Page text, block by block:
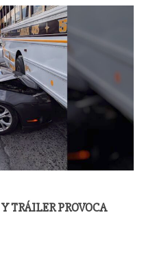
TRÁILER PROVOCA